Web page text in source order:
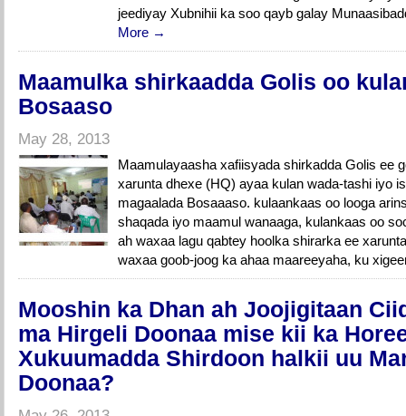
jeediyay Xubnihii ka soo qayb galay
More →
Maamulka shirkaadda Golis oo
Bosaaso
May 28, 2013
Maamulayaasha xafiisyada shirkadda Golis ee
xarunta dhexe (HQ) ayaa kulan wada-tashi iyo
magaalada Bosaaaso. kulaankaas oo looga
shaqada iyo maamul wanaaga, kulankaas oo
ah waxaa lagu qabtey hoolka shirarka ee
waxaa goob-joog ka ahaa maareeyaha, ku
Mooshin ka Dhan ah Joojigitaan
ma Hirgeli Doonaa mise kii ka
Xukuumadda Shirdoon halkii uu
Doonaa?